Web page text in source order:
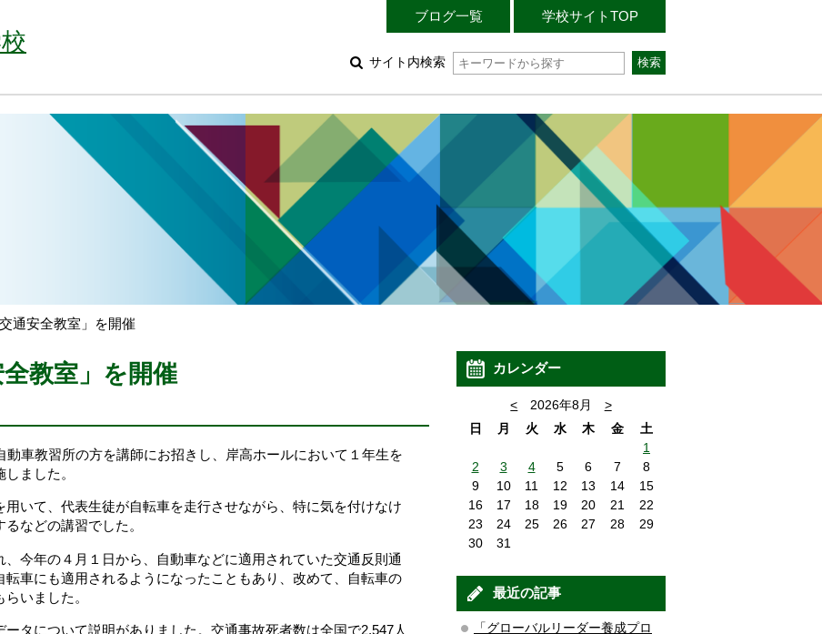
ブログ一覧 学校サイトTOP
サイト内検索
通安全教室」を開催
教室」を開催
車教習所の方を講師にお招きし、岸高ホールにおいて１年生を
ました。
いて、代表生徒が自転車を走行させながら、特に気を付けなけ
などの講習でした。
今年の４月１日から、自動車などに適用されていた交通反則通
車にも適用されるようになったこともあり、改めて、自転車の
いました。
タについて説明がありました。交通事故死者数は全国で2,547人
カレンダー
< 2026年8月
>
日
月 火 水 木 金
土
1
2
3 4 5 6 7
8
9
10 11 12 13 14
15
16
17 18 19 20 21
22
23
24 25 26 27 28
29
30
31
最近の記事
「グローバルリーダー養成プロ